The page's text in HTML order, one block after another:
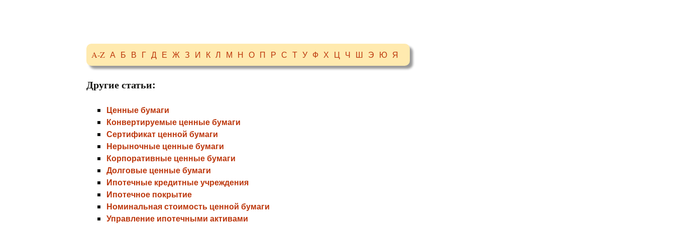
A-Z А Б В Г Д Е Ж З И К Л М Н О П Р С Т У Ф Х Ц Ч Ш Э Ю Я
Другие статьи:
Ценные бумаги
Конвертируемые ценные бумаги
Сертификат ценной бумаги
Нерыночные ценные бумаги
Корпоративные ценные бумаги
Долговые ценные бумаги
Ипотечные кредитные учреждения
Ипотечное покрытие
Номинальная стоимость ценной бумаги
Управление ипотечными активами